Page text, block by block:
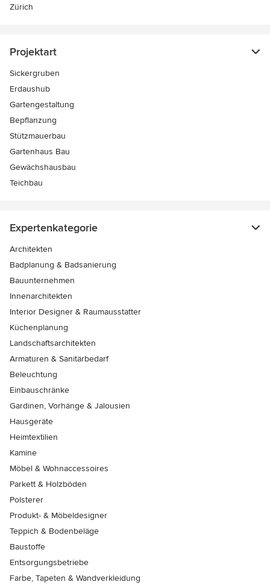
Zürich
Projektart
Sickergruben
Erdaushub
Gartengestaltung
Bepflanzung
Stützmauerbau
Gartenhaus Bau
Gewächshausbau
Teichbau
Expertenkategorie
Architekten
Badplanung & Badsanierung
Bauunternehmen
Innenarchitekten
Interior Designer & Raumausstatter
Küchenplanung
Landschaftsarchitekten
Armaturen & Sanitärbedarf
Beleuchtung
Einbauschränke
Gardinen, Vorhänge & Jalousien
Hausgeräte
Heimtextilien
Kamine
Möbel & Wohnaccessoires
Parkett & Holzböden
Polsterer
Produkt- & Möbeldesigner
Teppich & Bodenbeläge
Baustoffe
Entsorgungsbetriebe
Farbe, Tapeten & Wandverkleidung